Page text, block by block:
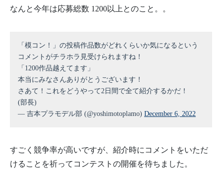
なんと今年は応募総数 1200以上とのこと。。
「模コン！」の投稿作品数がどれくらいか気になるという
コメントがチラホラ見受けられますね！
「1200作品越えてます」
本当にみなさんありがとうございます！
さあて！これをどうやって2日間で全て紹介するかだ！
(部長)
— 吉本プラモデル部 (@yoshimotoplamo) December 6, 2022
すごく競争率が高いですが、紹介時にコメントをいただ
けることを祈ってコンテストの開催を待ちました。